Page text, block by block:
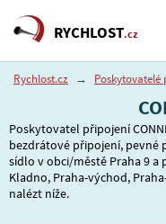
RYCHLOST.cz
Rychlost.cz → Poskytovatelé
Poskytovatel připojení
bezdrátové připojení, pevné
sídlo v obci/městě Praha 9 a
Kladno, Praha-východ,
nalézt níže.